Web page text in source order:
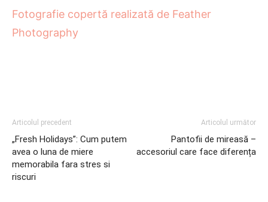
Fotografie copertă realizată de Feather
Photography
Articolul precedent
„Fresh Holidays”: Cum putem
avea o luna de miere
memorabila fara stres si
riscuri
Articolul următor
Pantofii de mireasă –
accesoriul care face diferența